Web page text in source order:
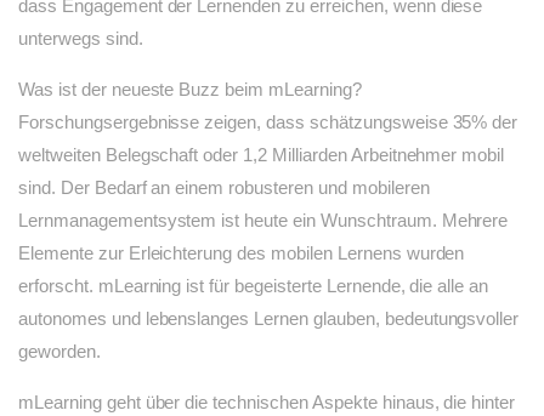
dass Engagement der Lernenden zu erreichen, wenn diese
unterwegs sind.
Was ist der neueste Buzz beim mLearning?
Forschungsergebnisse zeigen, dass schätzungsweise 35% der
weltweiten Belegschaft oder 1,2 Milliarden Arbeitnehmer mobil
sind. Der Bedarf an einem robusteren und mobileren
Lernmanagementsystem ist heute ein Wunschtraum. Mehrere
Elemente zur Erleichterung des mobilen Lernens wurden
erforscht. mLearning ist für begeisterte Lernende, die alle an
autonomes und lebenslanges Lernen glauben, bedeutungsvoller
geworden.
mLearning geht über die technischen Aspekte hinaus, die hinter